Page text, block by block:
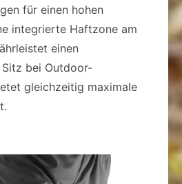
für einen hohen
integrierte Haftzone am
einen
bei Outdoor-
gleichzeitig maximale